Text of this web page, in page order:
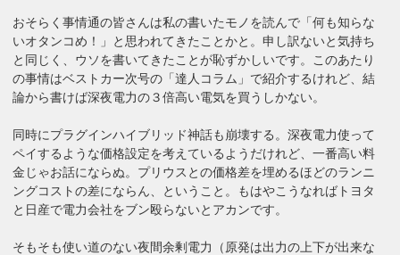
おそらく事情通の皆さんは私の書いたモノを読んで「何も知らな
いオタンコめ！」と思われてきたことかと。申し訳ないと気持ち
と同じく、ウソを書いてきたことが恥ずかしいです。このあたり
の事情はベストカー次号の「達人コラム」で紹介するけれど、結
論から書けば深夜電力の３倍高い電気を買うしかない。
同時にプラグインハイブリッド神話も崩壊する。深夜電力使って
ペイするような価格設定を考えているようだけれど、一番高い料
金じゃお話にならぬ。プリウスとの価格差を埋めるほどのランニ
ングコストの差にならん、ということ。もはやこうなればトヨタ
と日産で電力会社をブン殴らないとアカンです。
そもそも使い道のない夜間余剰電力（原発は出力の上下が出来な